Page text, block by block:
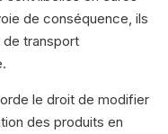
de conséquence, ils
transport
le droit de modifier
des produits en